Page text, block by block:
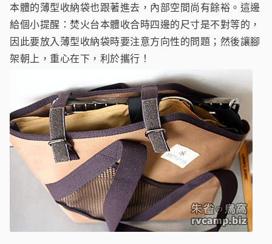
本體的薄型收納袋也跟著進去，內部空間尚有餘裕。這邊
給個小提醒：焚火台本體收合時四邊的尺寸是不對等的，
因此要放入薄型收納袋時要注意方向性的問題；然後讓腳
架朝上，重心在下，利於攜行！